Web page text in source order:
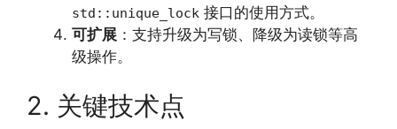
std::unique_lock 接口的使用方式。
可扩展 ：支持升级为写锁、降级为读锁等高
级操作。
2. 关键技术点